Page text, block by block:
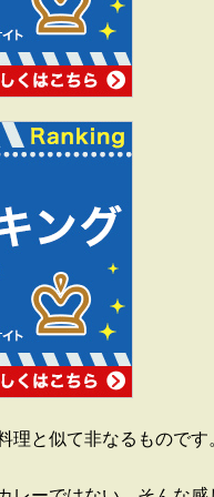
理と似て非なるものです。